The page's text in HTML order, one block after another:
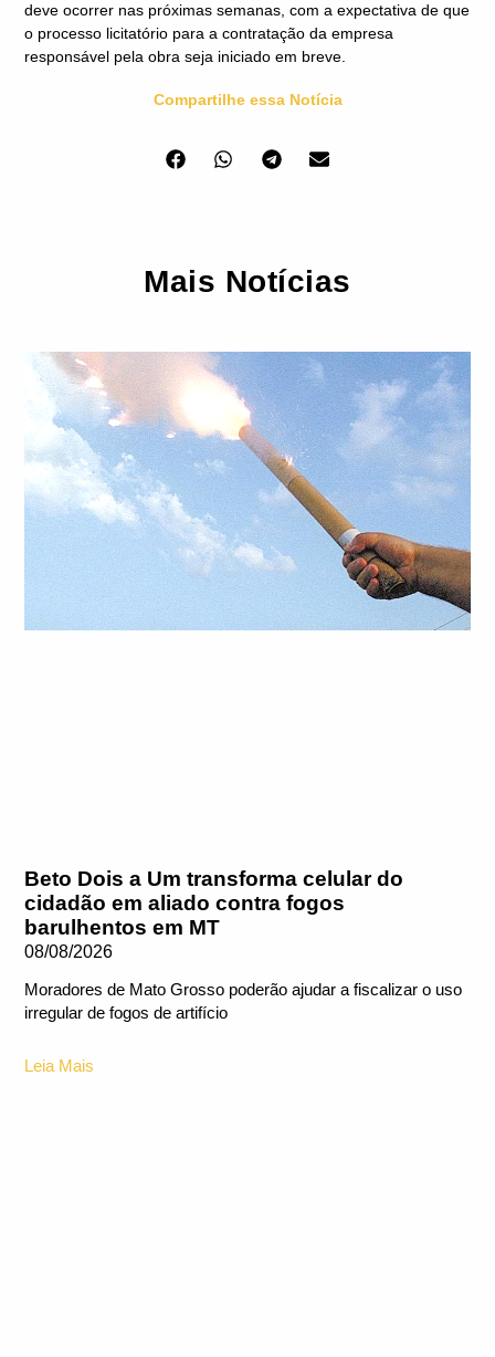
deve ocorrer nas próximas semanas, com a expectativa de que
o processo licitatório para a contratação da empresa
responsável pela obra seja iniciado em breve.
Compartilhe essa Notícia
Mais Notícias
Beto Dois a Um transforma celular do
cidadão em aliado contra fogos
barulhentos em MT
08/08/2026
Moradores de Mato Grosso poderão ajudar a fiscalizar o uso
irregular de fogos de artifício
Leia Mais